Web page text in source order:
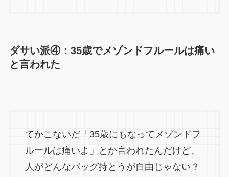
ダサい派④：35歳でメゾンドフルールは痛い
と言われた
てかこないだ「35歳にもなってメゾンドフ
ルールは痛いよ」とか言われたんだけど、
人がどんなバッグ持とうが自由じゃない？